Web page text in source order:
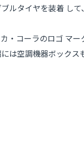
ルタイヤを装着 し
コーラのロゴ マー
空調機器ボックス